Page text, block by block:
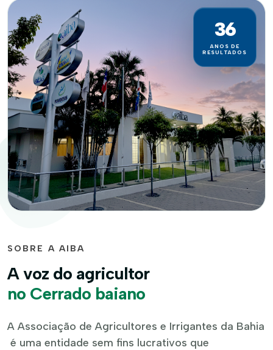
36
ANOS DE
RESULTADOS
SOBRE A AIBA
A voz do agricultor
no Cerrado baiano
A Associação de Agricultores e Irrigantes da Bahia
é uma entidade sem fins lucrativos que